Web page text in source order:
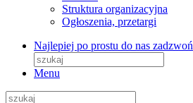
Struktura organizacyjna
Ogłoszenia, przetargi
Najlepiej po prostu do nas zadzwoń
Menu